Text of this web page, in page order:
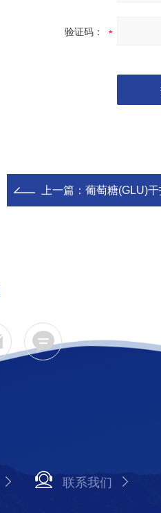
验证码：
上一篇： 葡萄糖(GLU)
联系我们